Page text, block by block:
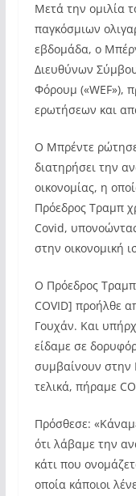
Μετά την ομιλία
παγκόσμιων
εβδομάδα, ο
Διευθύνων
Φόρουμ («WEF»),
ερωτήσεων και
Ο Μπρέντε
διατηρήσει την
οικονομίας, η
Πρόεδρος Τραμπ
Covid,
στην οικονομική
Ο Πρόεδρος
COVID] προήλθε
Γουχάν. Και
είδαμε σε
συμβαίνουν στην
τελικά, πήραμε
Πρόσθεσε:
ότι λάβαμε την
κάτι που
οποία κάποιοι